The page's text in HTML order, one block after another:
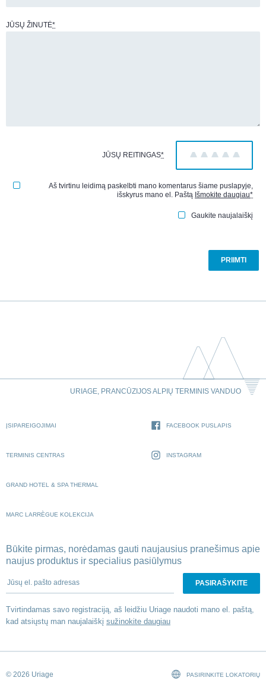
JŪSŲ ŽINUTĖ*
JŪSŲ REITINGAS* 5
4
3
2
1
Aš tvirtinu leidimą paskelbti mano komentarus šiame puslapyje,
išskyrus mano el. Paštą Išmokite daugiau*
Gaukite naujalaiškį
URIAGE, PRANCŪZIJOS ALPIŲ TERMINIS VANDUO
ĮSIPAREIGOJIMAI
TERMINIS CENTRAS
GRAND HOTEL & SPA THERMAL
MARC LARRÈGUE KOLEKCIJA
FACEBOOK PUSLAPIS
INSTAGRAM
Būkite pirmas, norėdamas gauti naujausius pranešimus apie
naujus produktus ir specialius pasiūlymus
Jūsų el. pašto adresas
Tvirtindamas savo registraciją, aš leidžiu Uriage naudoti mano el. paštą,
kad atsiųstų man naujalaiškį sužinokite daugiau
© 2026 Uriage PASIRINKITE LOKATORIŲ